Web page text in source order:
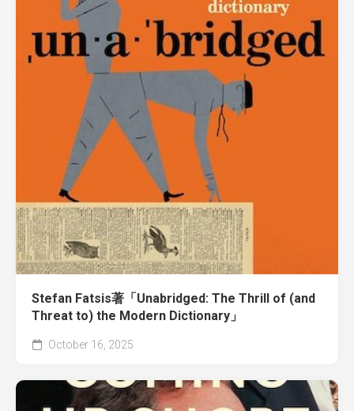
Stefan Fatsis著「Unabridged: The Thrill of (and
Threat to) the Modern Dictionary」
October 16, 2025